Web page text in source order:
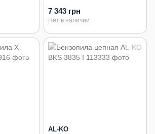
7 343 грн
Нет в наличии
AL-KO